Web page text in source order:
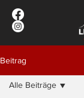
Beitrag
Alle Beiträge